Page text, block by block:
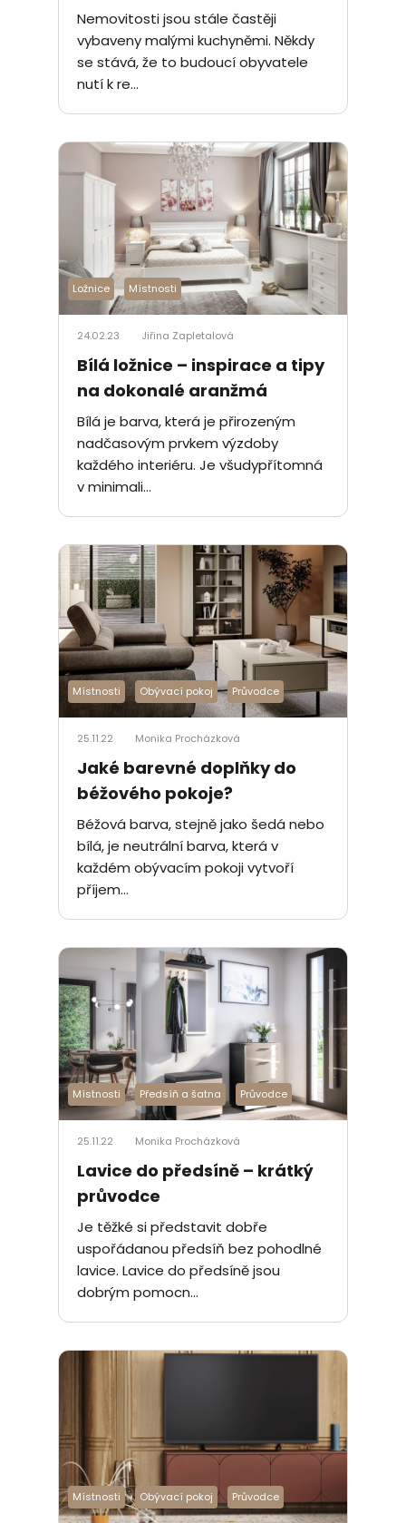
Nemovitosti jsou stále častěji
vybaveny malými kuchyněmi. Někdy
se stává, že to budoucí obyvatele
nutí k re...
Ložnice Místnosti
24.02.23 Jiřina Zapletalová
Bílá ložnice – inspirace a tipy
na dokonalé aranžmá
Bílá je barva, která je přirozeným
nadčasovým prvkem výzdoby
každého interiéru. Je všudypřítomná
v minimali...
Místnosti Obývací pokoj Průvodce
25.11.22 Monika Procházková
Jaké barevné doplňky do
béžového pokoje?
Béžová barva, stejně jako šedá nebo
bílá, je neutrální barva, která v
každém obývacím pokoji vytvoří
příjem...
Místnosti Předsíň a šatna Průvodce
25.11.22 Monika Procházková
Lavice do předsíně – krátký
průvodce
Je těžké si představit dobře
uspořádanou předsíň bez pohodlné
lavice. Lavice do předsíně jsou
dobrým pomocn...
Místnosti Obývací pokoj Průvodce